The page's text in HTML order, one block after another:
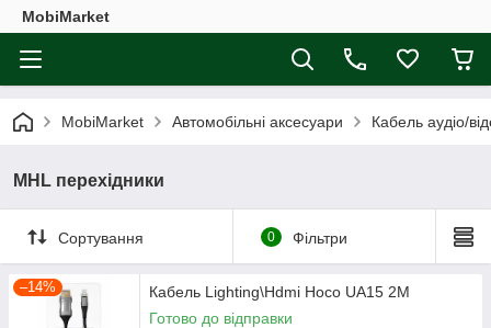
MobiMarket
MobiMarket Автомобільні аксесуари Кабель аудіо/
MHL перехідники
Сортування 0 Фільтри
–14%
Кабель Lighting\Hdmi Hoco UA15 2M
Готово до відправки